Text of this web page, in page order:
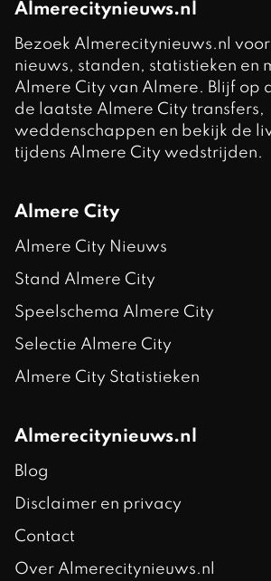
Almerecitynieuws.nl
Bezoek Almerecitynieuws.nl
nieuws, standen, statistieken en
Almere City van Almere. Blijf op
de laatste Almere City transfers,
weddenschappen en bekijk de
tijdens Almere City wedstrijden.
Almere City
Almere City Nieuws
Stand Almere City
Speelschema Almere City
Selectie Almere City
Almere City Statistieken
Almerecitynieuws.nl
Blog
Disclaimer en privacy
Contact
Over Almerecitynieuws.nl